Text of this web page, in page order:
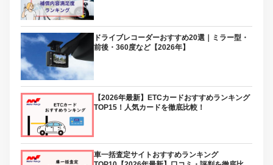
ドライブレコーダーおすすめ20選｜ミラー型・
前後・360度など【2026年】
【2026年最新】ETCカードおすすめランキング
TOP15！人気カードを徹底比較！
車一括査定サイトおすすめランキング